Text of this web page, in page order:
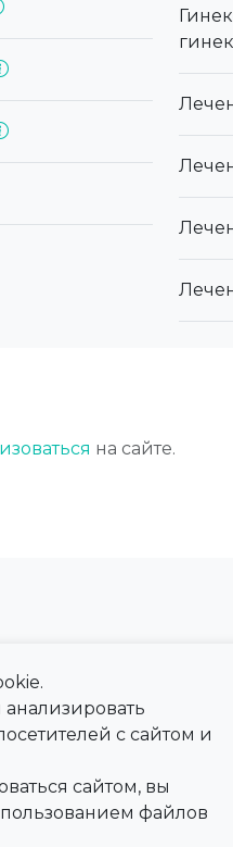
на сайте.
для
анализировать
с сайтом и
сайтом, вы
файлов